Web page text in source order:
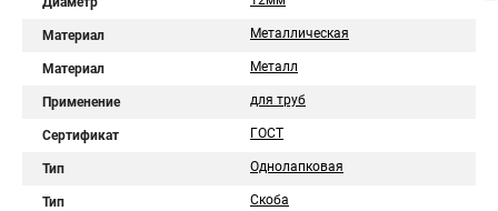
Материал Металлическая
Материал Металл
Применение для труб
Сертификат ГОСТ
Тип Однолапковая
Тип Скоба